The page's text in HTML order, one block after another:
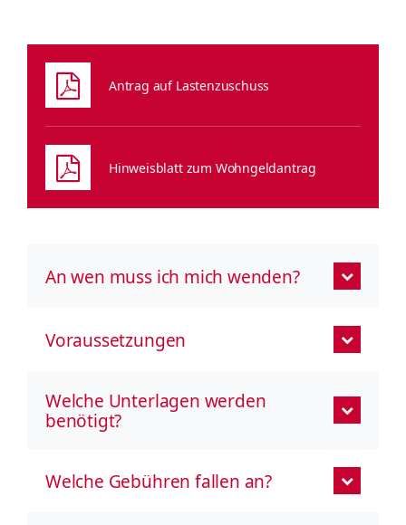
Antrag auf Lastenzuschuss
Hinweisblatt zum Wohngeldantrag
An wen muss ich mich wenden?
Voraussetzungen
Welche Unterlagen werden
benötigt?
Welche Gebühren fallen an?